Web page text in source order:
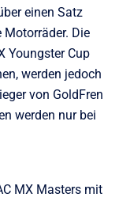
einen Satz
Motorräder. Die
Youngster Cup
werden jedoch
von GoldFren
werden nur bei
MX Masters mit